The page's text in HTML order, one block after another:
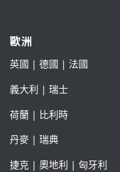
歐洲
英國 | 德國 | 法國
義大利 | 瑞士
荷蘭| 比利時
丹麥| 瑞典
捷克| 奧地利 | 匈牙利